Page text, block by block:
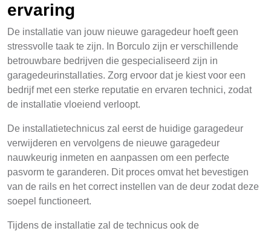
ervaring
De installatie van jouw nieuwe garagedeur hoeft geen
stressvolle taak te zijn. In Borculo zijn er verschillende
betrouwbare bedrijven die gespecialiseerd zijn in
garagedeurinstallaties. Zorg ervoor dat je kiest voor een
bedrijf met een sterke reputatie en ervaren technici, zodat
de installatie vloeiend verloopt.
De installatietechnicus zal eerst de huidige garagedeur
verwijderen en vervolgens de nieuwe garagedeur
nauwkeurig inmeten en aanpassen om een perfecte
pasvorm te garanderen. Dit proces omvat het bevestigen
van de rails en het correct instellen van de deur zodat deze
soepel functioneert.
Tijdens de installatie zal de technicus ook de